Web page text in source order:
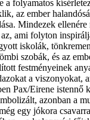
a folyamatos
az ember
Mindezek
ami folyton
iskolák,
szobák, és az
festményeinek
a viszonyokat,
Pax/Eirene istennő
azonban a
egy jókora